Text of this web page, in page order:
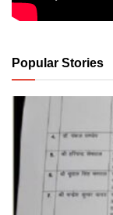
Popular Stories